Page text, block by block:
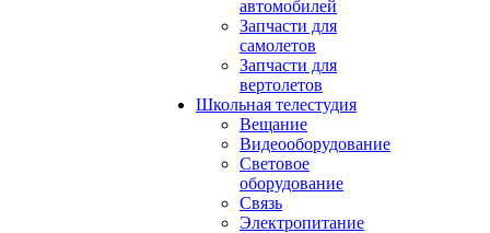
автомобилей
Запчасти для
самолетов
Запчасти для
вертолетов
Школьная телестудия
Вещание
Видеооборудование
Световое
оборудование
Связь
Электропитание